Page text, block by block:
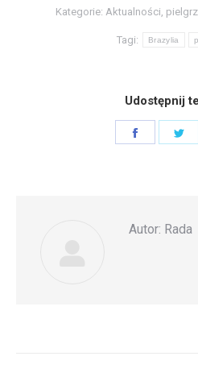
Kategorie: Aktualności,
Tagi: Brazylia
Udostępnij
Autor: Rada